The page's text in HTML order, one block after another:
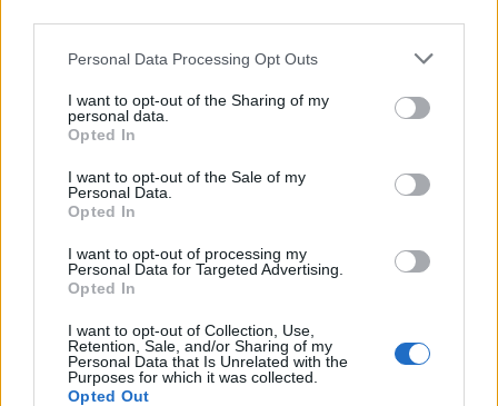
Please note that this website/app uses one or more Google
not limited to your visit or usage behaviour. You may click to
grant or deny consent to Google and its third-party tags to
use your data for below specified purposes in below Google
consent section.
Personal Data Processing Opt Outs
I want to opt-out of the Sharing of my
personal data.
Opted In
I want to opt-out of the Sale of my
Personal Data.
Opted In
I want to opt-out of processing my
Personal Data for Targeted Advertising.
Opted In
I want to opt-out of Collection, Use,
Retention, Sale, and/or Sharing of my
Personal Data that Is Unrelated with the
Purposes for which it was collected.
Opted Out
Ανοικτές 1.779 θέσεις εργασίας στο
Δημόσιο (χωρίς πτυχίο)
ΥΠΕΣ: Προγραμματισμός προσλήψεων
2027 - Παρατείνεται το Β' Στάδιο
Προσλήψεις αναπληρωτών: Περίπου
30.000 ονόματα στην α' φάση